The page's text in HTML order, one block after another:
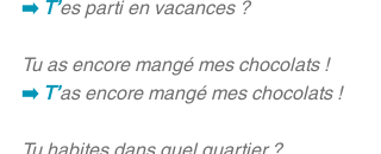
➡️ T’es parti en vacances ?
Tu as encore mangé mes chocolats !
➡️ T’as encore mangé mes chocolats !